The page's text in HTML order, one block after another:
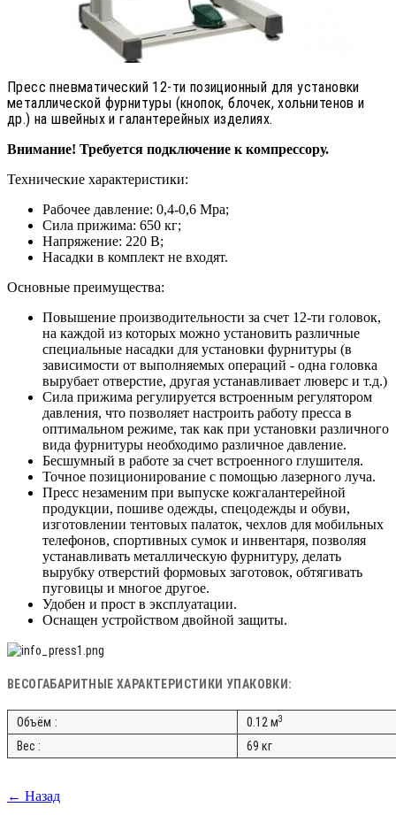
Пресс пневматический 12-ти позиционный для установки
металлической фурнитуры (кнопок, блочек, хольнитенов и
др.) на швейных и галантерейных изделиях.
Внимание! Требуется подключение к компрессору.
Технические характеристики:
Рабочее давление: 0,4-0,6 Mpa;
Сила прижима: 650 кг;
Напряжение: 220 В;
Насадки в комплект не входят.
Основные преимущества:
Повышение производительности за счет 12-ти головок,
на каждой из которых можно установить различные
специальные насадки для установки фурнитуры (в
зависимости от выполняемых операций - одна головка
вырубает отверстие, другая устанавливает люверс и т.д.)
Сила прижима регулируется встроенным регулятором
давления, что позволяет настроить работу пресса в
оптимальном режиме, так как при установки различного
вида фурнитуры необходимо различное давление.
Бесшумный в работе за счет встроенного глушителя.
Точное позиционирование с помощью лазерного луча.
Пресс незаменим при выпуске кожгалантерейной
продукции, пошиве одежды, спецодежды и обуви,
изготовлении тентовых палаток, чехлов для мобильных
телефонов, спортивных сумок и инвентаря, позволяя
устанавливать металлическую фурнитуру, делать
вырубку отверстий формовых заготовок, обтягивать
пуговицы и многое другое.
Удобен и прост в эксплуатации.
Оснащен устройством двойной защиты.
ВЕСОГАБАРИТНЫЕ ХАРАКТЕРИСТИКИ УПАКОВКИ:
Объём : 0.12 м3
Вес : 69 кг
← Назад